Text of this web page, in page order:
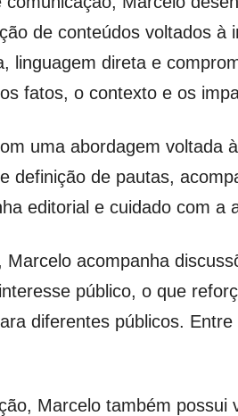
de conteúdos voltados
linguagem direta e
fatos, o contexto e os
uma abordagem voltada
definição de pautas,
editorial e cuidado com a
acompanha
público, o que
diferentes públicos.
Marcelo também